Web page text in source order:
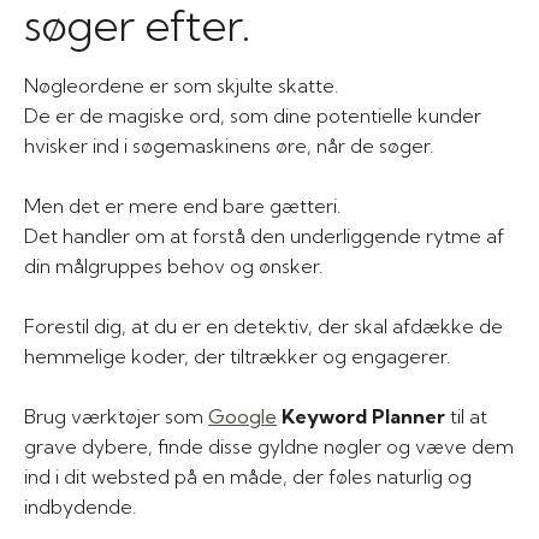
søger efter.
Nøgleordene er som skjulte skatte.
De er de magiske ord, som dine potentielle kunder
hvisker ind i søgemaskinens øre, når de søger.
Men det er mere end bare gætteri.
Det handler om at forstå den underliggende rytme af
din målgruppes behov og ønsker.
Forestil dig, at du er en detektiv, der skal afdække de
hemmelige koder, der tiltrækker og engagerer.
Brug værktøjer som Google Keyword Planner til at
grave dybere, finde disse gyldne nøgler og væve dem
ind i dit websted på en måde, der føles naturlig og
indbydende.